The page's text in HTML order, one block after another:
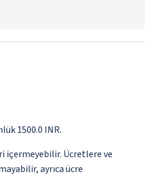
1500.0 INR.
içermeyebilir. Ücretlere ve
ayrıca ücre